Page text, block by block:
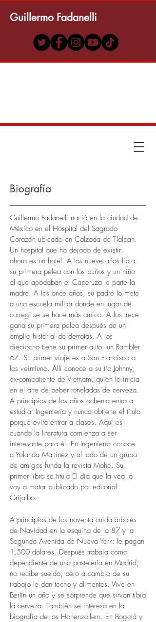
Guillermo Fadanelli
Biografía
Guillermo Fadanelli nació en la ciudad de
México en el Hospital del Sagrado
Corazón ubicado en Calzada de Tlalpan.
Un hospital que ha dejado de existir:
ahora es un hotel. A los nueve años libra
su primera pelea con los puños y un niño
al que apodaban el Caperuza le parte la
madre. A los once años, su padre lo mete
a una escuela militar donde en lugar de
corregirse se hace más cínico. A los trece
gana su primera pelea después de un
amplio historial de derrotas. A los
dieciocho tiene su primer auto: un Rambler
67. Su primer viaje es a San Francisco a
los veintiuno. Allí conoce a su tío Johnny,
ex-combatiente de Vietnam, quien lo inicia
en el arte de beber toneladas de cerveza.
A principios de los años ochenta entra a
estudiar Ingeniería y nunca obtiene el título
porque evita entrar a clases. Aquí es
cuando la literatura comienza a ser
interesante para él. En Ingeniería conoce
a Yolanda Martínez y al lado de un grupo
de amigos funda la revista Moho. Su
primer libro se titula El día que la vea la
voy a matar publicado por editorial
Grijalbo.
A principios de los noventa cuida árboles
de Navidad en la esquina de la 87 y la
Segunda Avenida de Nueva York: le pagan
1,500 dólares. Después trabaja como
dependiente de una pastelería en Madrid;
no recibe sueldo, pero a cambio de su
trabajo le dan techo y alimentos. Vive en
Berlín un año y se sorprende que sirvan tibia
la cerveza. También se interesa en la
biografía de los Hohenzollern. En Bogotá y